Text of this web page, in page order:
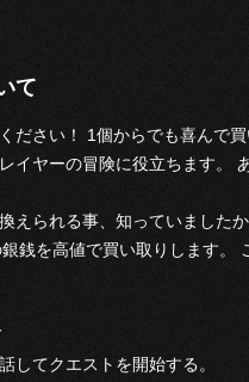
て
ださい！ 1個からでも喜んで
イヤーの冒険に役立ちます。
えられる事、知っていました
銭を高値で買い取りします。
してクエストを開始する。